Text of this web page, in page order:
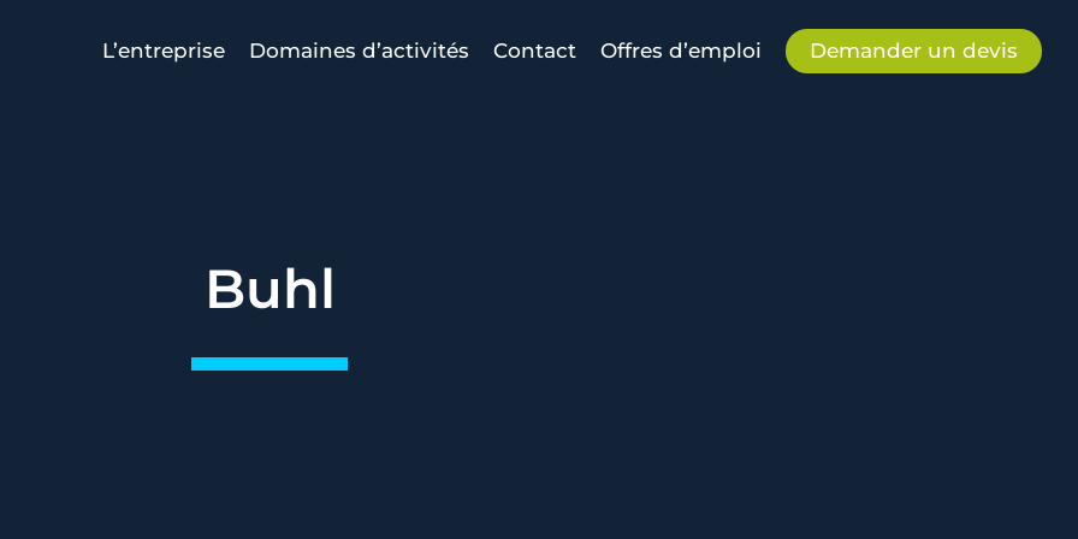
L’entreprise Domaines d’activités Contact Offres d’emploi Demander un devis
Buhl